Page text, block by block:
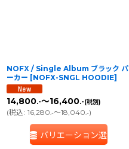
NOFX / Single Album ブラック パ
ーカー [NOFX-SNGL HOODIE]
14,800.-～16,400.-(税別)
(税込: 16,280.-～18,040.-)
バリエーション選択